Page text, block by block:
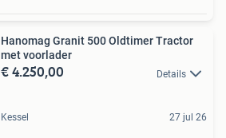
Hanomag Granit 500 Oldtimer Tractor
met voorlader
€ 4.250,00 Details
Kessel 27 jul 26